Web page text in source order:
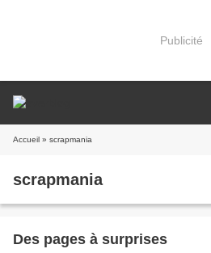
Publicité
Accueil » scrapmania
scrapmania
Des pages à surprises